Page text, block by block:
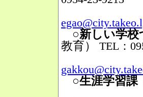
○新しい学校
教育）
TEL：
○生涯学習課